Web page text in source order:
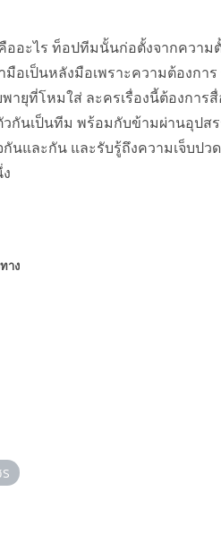
ไร ท็อปทีมนั้นก่อตั้งจากความตั้
อเป็นหลังมือเพราะความต้องการ
ที่โหมใส่ ละครเรื่องนี้ต้องการสื่
กันเป็นทีม พร้อมกับข้ามผ่านอุปสร
นและกัน และรับรู้ถึงความเจ็บปว
าง